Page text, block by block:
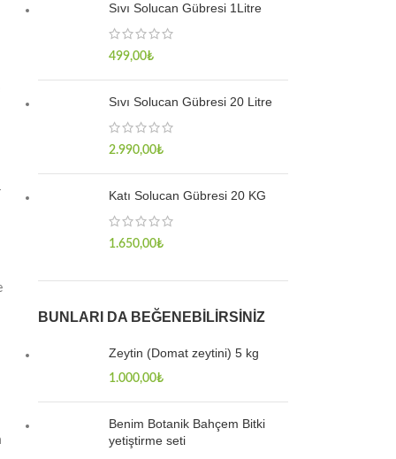
Sıvı Solucan Gübresi 1Litre
499,00₺
Sıvı Solucan Gübresi 20 Litre
2.990,00₺
Katı Solucan Gübresi 20 KG
1.650,00₺
BUNLARI DA BEĞENEBILIRSINIZ
Zeytin (Domat zeytini) 5 kg
1.000,00₺
Benim Botanik Bahçem Bitki
yetiştirme seti